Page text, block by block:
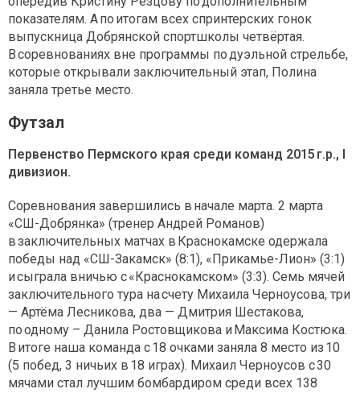
показателям. А по итогам всех спринтерских гонок
выпускница Добрянской спортшколы четвёртая.
В соревнованиях вне программы по дуэльной стрельбе,
которые открывали заключительный этап, Полина
заняла третье место.
Футзал
Первенство Пермского края среди команд 2015 г.р., I
дивизион.
Соревнования завершились в начале марта. 2 марта
«СШ-Добрянка» (тренер Андрей Романов)
в заключительных матчах в Краснокамске одержала
победы над «СШ-Закамск» (8:1), «Прикамье-Лион» (3:1)
и сыграла вничью с «Краснокамском» (3:3). Семь мячей
заключительного тура на счету Михаила Черноусова, три
— Артёма Лесникова, два — Дмитрия Шестакова,
по одному – Данила Ростовщикова и Максима Костюка.
В итоге наша команда с 18 очками заняла 8 место из 10
(5 побед, 3 ничьих в 18 играх). Михаил Черноусов с 30
мячами стал лучшим бомбардиром среди всех 138